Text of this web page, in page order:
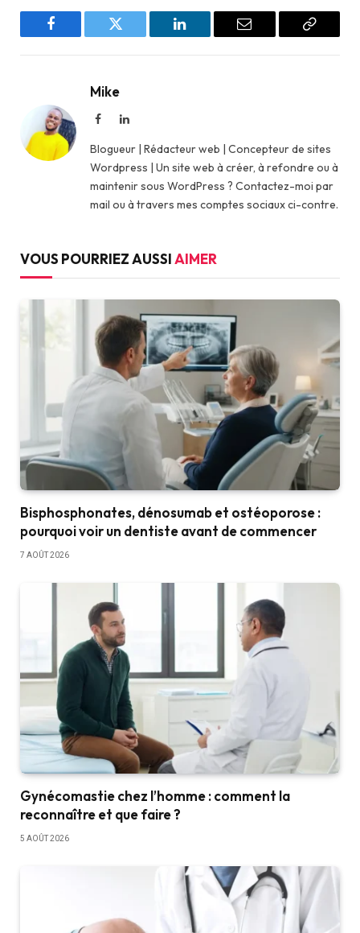
Facebook Twitter LinkedIn Email
Copy
Mike
FacebookLinkedIn
Blogueur | Rédacteur web | Concepteur de sites
Wordpress | Un site web à créer, à refondre ou à
maintenir sous WordPress ? Contactez-moi par
mail ou à travers mes comptes sociaux ci-contre.
VOUS POURRIEZ AUSSIAIMER
Bisphosphonates, dénosumab et ostéoporose :
pourquoi voir un dentiste avant de commencer
7 AOÛT 2026
Gynécomastie chez l’homme : comment la
reconnaître et que faire ?
5 AOÛT 2026